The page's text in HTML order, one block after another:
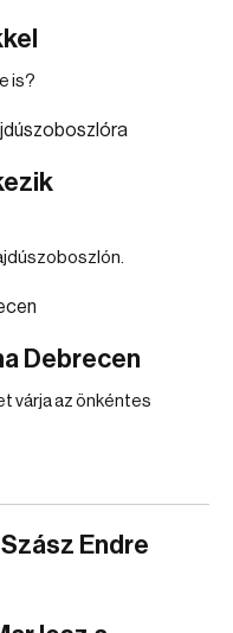
is?
Debrecen
várja az önkéntes
Endre